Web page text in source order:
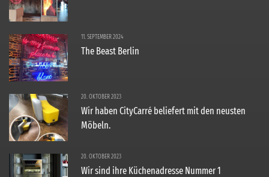
11. SEPTEMBER 2024
The Beast Berlin
20. OKTOBER 2023
Wir haben CityCarré beliefert mit den neusten
Möbeln.
20. OKTOBER 2023
Wir sind ihre Küchenadresse Nummer 1